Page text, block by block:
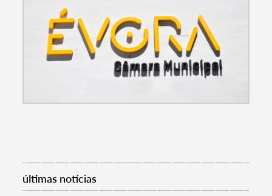
Categorias gerais
últimas notícias